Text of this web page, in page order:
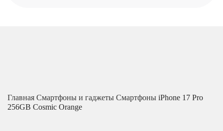
Главная Смартфоны и гаджеты Смартфоны iPhone 17 Pro
256GB Cosmic Orange